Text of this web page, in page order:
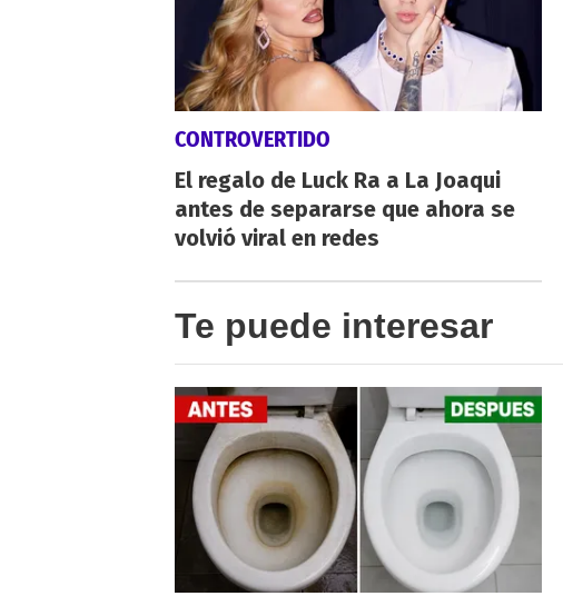
CONTROVERTIDO
El regalo de Luck Ra a La Joaqui
antes de separarse que ahora se
volvió viral en redes
Te puede interesar